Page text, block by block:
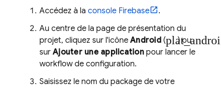
Accédez à la console Firebase
.
Au centre de la page de présentation du
projet, cliquez sur l'icôneAndroid(
) ou
surAjouter une applicationpour lancer le
workflow de configuration.
Saisissez le nom du package de votre